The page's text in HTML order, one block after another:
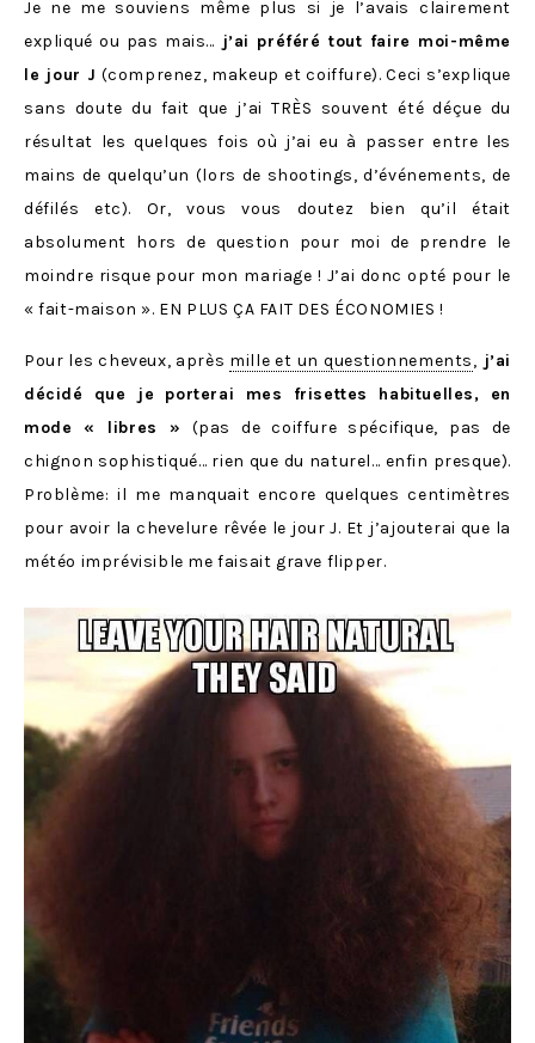
Je ne me souviens même plus si je l’avais clairement
expliqué ou pas mais… j’ai préféré tout faire moi-même
le jour J (comprenez, makeup et coiffure). Ceci s’explique
sans doute du fait que j’ai TRÈS souvent été déçue du
résultat les quelques fois où j’ai eu à passer entre les
mains de quelqu’un (lors de shootings, d’événements, de
défilés etc). Or, vous vous doutez bien qu’il était
absolument hors de question pour moi de prendre le
moindre risque pour mon mariage ! J’ai donc opté pour le
« fait-maison ». EN PLUS ÇA FAIT DES ÉCONOMIES !
Pour les cheveux, après mille et un questionnements, j’ai
décidé que je porterai mes frisettes habituelles, en
mode « libres » (pas de coiffure spécifique, pas de
chignon sophistiqué… rien que du naturel… enfin presque).
Problème: il me manquait encore quelques centimètres
pour avoir la chevelure rêvée le jour J. Et j’ajouterai que la
météo imprévisible me faisait grave flipper.